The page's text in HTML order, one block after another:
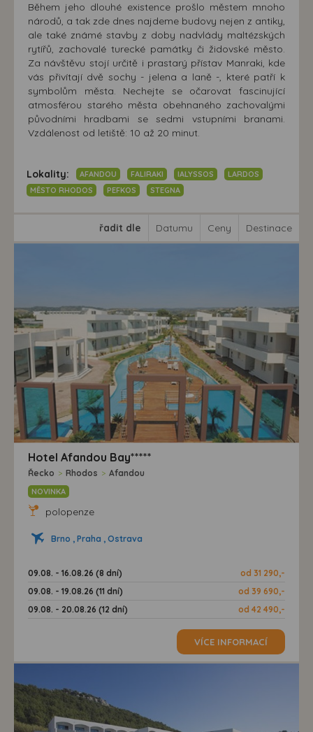
Během jeho dlouhé existence prošlo městem mnoho
národů, a tak zde dnes najdeme budovy nejen z antiky,
ale také známé stavby z doby nadvlády maltézských
rytířů, zachovalé turecké památky či židovské město.
Za návštěvu stojí určitě i prastarý přístav Manraki, kde
vás přivítají dvě sochy - jelena a laně -, které patří k
symbolům města. Nechejte se očarovat fascinující
atmosférou starého města obehnaného zachovalými
původními hradbami se sedmi vstupními branami.
Vzdálenost od letiště: 10 až 20 minut.
Lokality: AFANDOU FALIRAKI IALYSSOS
LARDOS
MĚSTO RHODOS
PEFKOS STEGNA
řadit dle Datumu Ceny Destinace
Hotel Afandou Bay*****
Řecko > Rhodos > Afandou
NOVINKA
polopenze
Brno , Praha , Ostrava
09.08. - 16.08.26 (8 dní)
od 31 290,-
09.08. - 19.08.26 (11 dní)
od 39 690,-
09.08. - 20.08.26 (12 dní)
od 42 490,-
VÍCE INFORMACÍ